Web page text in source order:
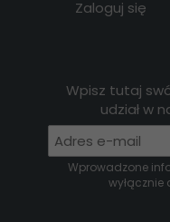
Zaloguj się
Wpisz tutaj
udział w
Wprowadzone
wyłącznie